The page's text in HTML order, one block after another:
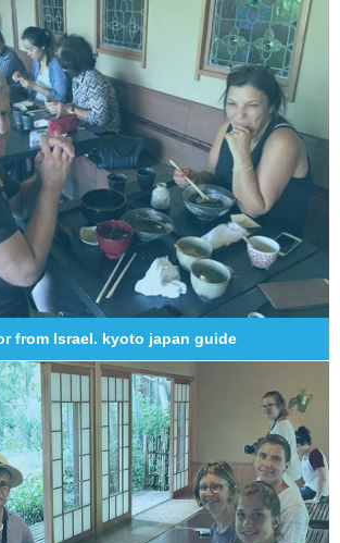
from Israel. kyoto japan guide